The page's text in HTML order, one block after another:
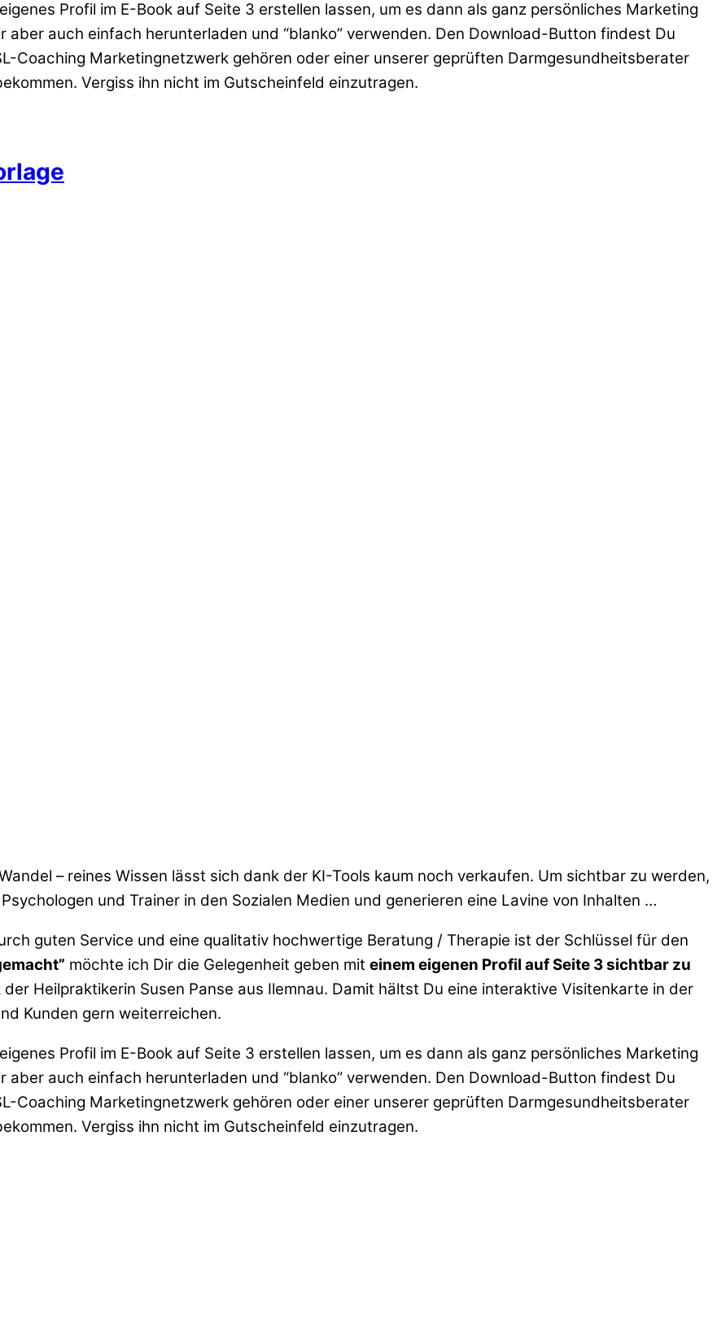
Profil im E-Book auf Seite 3 erstellen lassen, um es dann als ganz persönliches Marketing
auch einfach herunterladen und “blanko” verwenden. Den Download-Button findest Du
Coaching Marketingnetzwerk gehören oder einer unserer geprüften Darmgesundheitsberater
Vergiss ihn nicht im Gutscheinfeld einzutragen.
– reines Wissen lässt sich dank der KI-Tools kaum noch verkaufen. Um sichtbar zu werden,
und Trainer in den Sozialen Medien und generieren eine Lavine von Inhalten …
guten Service und eine qualitativ hochwertige Beratung / Therapie ist der Schlüssel für den
möchte ich Dir die Gelegenheit geben mit einem eigenen Profil auf Seite 3 sichtbar zu
Heilpraktikerin Susen Panse aus Ilemnau. Damit hältst Du eine interaktive Visitenkarte in der
Kunden gern weiterreichen.
Profil im E-Book auf Seite 3 erstellen lassen, um es dann als ganz persönliches Marketing
auch einfach herunterladen und “blanko” verwenden. Den Download-Button findest Du
Coaching Marketingnetzwerk gehören oder einer unserer geprüften Darmgesundheitsberater
Vergiss ihn nicht im Gutscheinfeld einzutragen.